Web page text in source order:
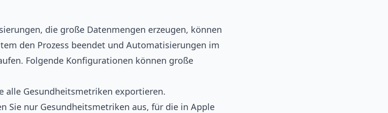
die große Datenmengen erzeugen, können
den Prozess beendet und Automatisierungen im
Folgende Konfigurationen können große
alle Gesundheitsmetriken exportieren.
Sie nur Gesundheitsmetriken aus, für die in Apple